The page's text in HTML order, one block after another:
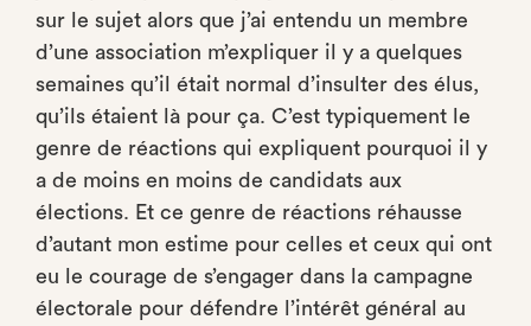
sur le sujet alors que j’ai entendu un membre
d’une association m’expliquer il y a quelques
semaines qu’il était normal d’insulter des élus,
qu’ils étaient là pour ça. C’est typiquement le
genre de réactions qui expliquent pourquoi il y
a de moins en moins de candidats aux
élections. Et ce genre de réactions réhausse
d’autant mon estime pour celles et ceux qui ont
eu le courage de s’engager dans la campagne
électorale pour défendre l’intérêt général au